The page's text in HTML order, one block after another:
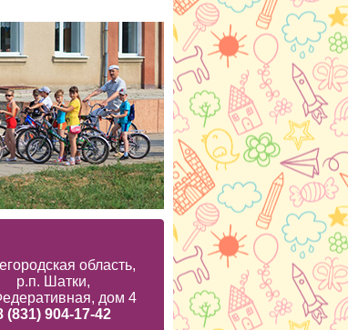
область,
р.п. Шатки,
дом 4
(831) 904-17-42